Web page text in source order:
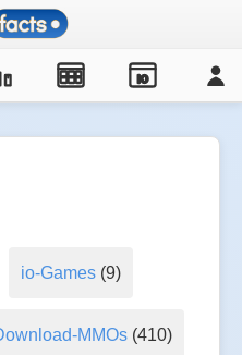
IO
io-Games (9)
MMOs (410)